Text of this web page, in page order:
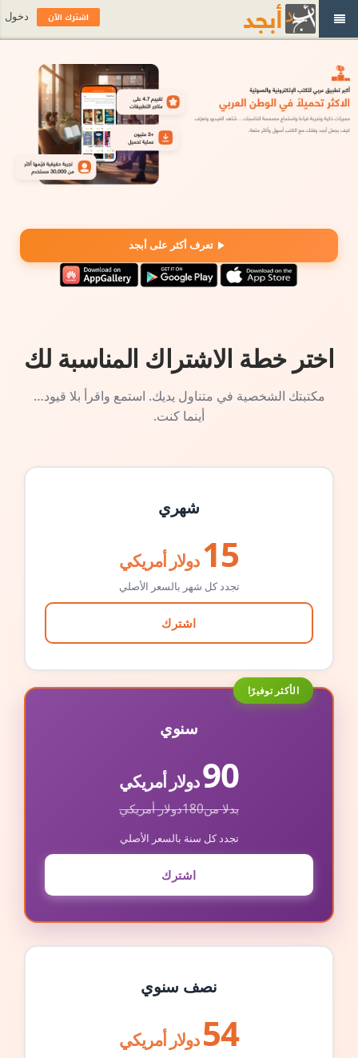
تعرف أكثر على أبجد
اختر خطة الاشتراك المناسبة لك
مكتبتك الشخصية في متناول يديك. استمع واقرأ بلا قيود…
أينما كنت.
شهري
15 دولار أمريكي
تجدد كل شهر بالسعر الأصلي
اشترك
الأكثر توفيرًا
سنوي
90دولار أمريكي
بدلا من180دولار أمريكي
تجدد كل سنة بالسعر الأصلي
اشترك
نصف سنوي
54 دولار أمريكي
اشترك الآن دخول